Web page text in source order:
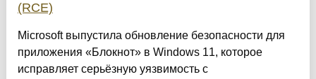
(RCE)
Microsoft выпустила обновление безопасности для
приложения «Блокнот» в Windows 11, которое
исправляет серьёзную уязвимость с